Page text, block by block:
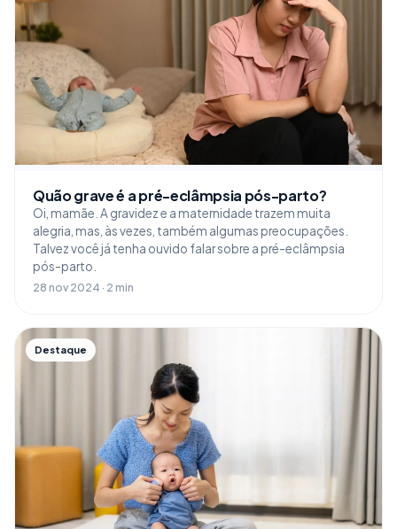
Quão grave é a pré-eclâmpsia pós-parto?
Oi, mamãe. A gravidez e a maternidade trazem muita
alegria, mas, às vezes, também algumas preocupações.
Talvez você já tenha ouvido falar sobre a pré-eclâmpsia
pós-parto.
28 nov 2024 · 2 min
Destaque